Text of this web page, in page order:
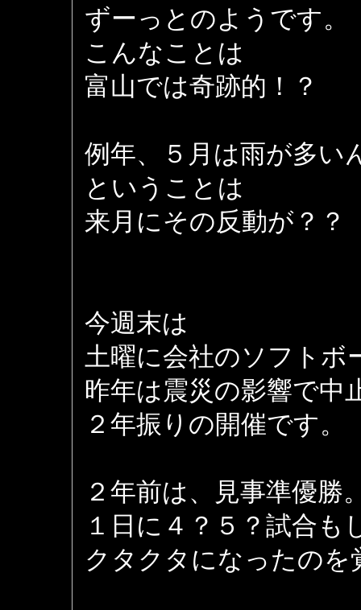
ずーっとのようです。
こんなことは
富山では奇跡的！？
例年、５月は雨が多い
ということは
来月にその反動が？？
今週末は
土曜に会社のソフトボ
昨年は震災の影響で中
２年振りの開催です。
２年前は、見事準優勝
１日に４？５？試合も
クタクタになったのを